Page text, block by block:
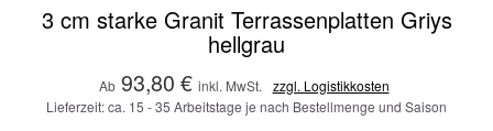
3 cm starke Granit Terrassenplatten Griys
hellgrau
Ab 93,80 € inkl. MwSt.
zzgl. Logistikkosten
Lieferzeit: ca. 15 - 35 Arbeitstage je nach Bestellmenge und Saison